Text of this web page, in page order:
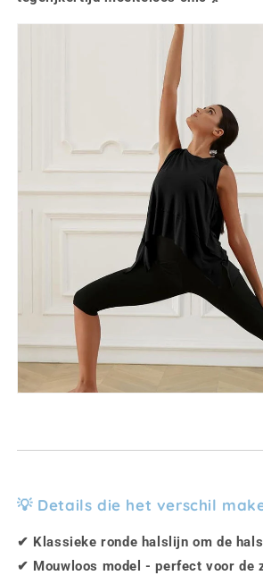
💡 Details die het verschil
✔ Klassieke ronde halslijn om de
✔ Mouwloos model - perfect voor de